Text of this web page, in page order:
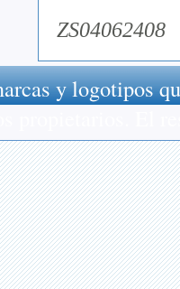
ZS04062408
y logotipos